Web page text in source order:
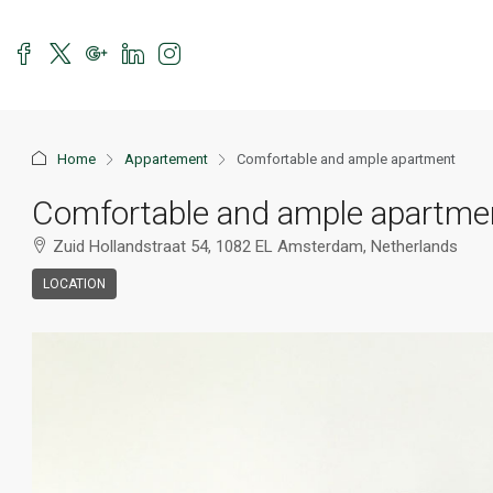
Home Appartement Comfortable and ample apartment
Comfortable and ample
Zuid Hollandstraat 54, 1082 EL Amsterdam, Netherlands
LOCATION